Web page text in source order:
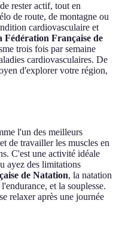
rester actif, tout en
de route, de montagne ou
cardiovasculaire et
Fédération Française de
trois fois par semaine
cardiovasculaires. De
d'explorer votre région,
l'un des meilleurs
de travailler les muscles en
C'est une activité idéale
ayez des limitations
de Natation, la natation
et la souplesse.
relaxer après une journée